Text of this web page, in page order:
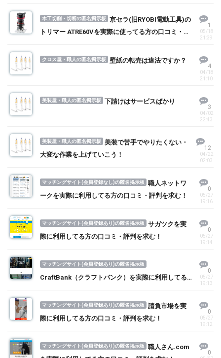
木工切削・切断の匿名掲示板
京セラ(旧RYOBI電動工具)の
トリマー ATRE60Vを実際に使ってる方の口コミ・評
1
05/18
21:39
クロス屋・職人の匿名掲示板 壁紙の転売は違法ですか？
4
04/18
21:10
美装屋・職人の匿名掲示板 下請けはサービスばかり
3
04/02
22:43
美装屋・職人の匿名掲示板
美装で苦手でやりたくない・
大変な作業を上げていこう！
12
04/22
02:03
マッチングサイト(会員登録なし)の匿名掲示板
職人ネットワ
ークを実際に利用してる方の口コミ・評判を求む！
0
05/27
19:16
マッチングサイト(会員登録あり)の匿名掲示板
サガツクを実
際に利用してる方の口コミ・評判を求む！
0
05/27
19:14
マッチングサイト(会員登録あり)の匿名掲示板
CraftBank（クラフトバンク）を実際に利用してる
0
05/27
19:13
マッチングサイト(会員登録あり)の匿名掲示板
請負市場を実
際に利用してる方の口コミ・評判を求む！
0
05/27
19:12
マッチングサイト(会員登録あり)の匿名掲示板
職人さん.com
0